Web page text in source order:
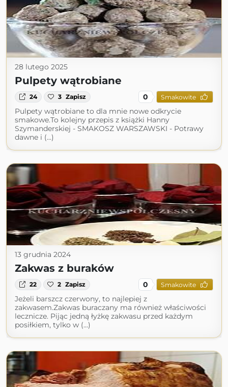
28 lutego 2025
Pulpety wątrobiane
24 3 Zapisz 0 Smakowite
Pulpety wątrobiane to dla mnie nowe odkrycie
smakowe.To kolejny przepis z książki Hanny
Szymanderskiej - SMAKOSZ WARSZAWSKI - Potrawy
dawne i (...)
13 grudnia 2024
Zakwas z buraków
22 2 Zapisz 0 Smakowite
Jeżeli barszcz czerwony, to najlepiej z
zakwasem.Zakwas buraczany ma również właściwości
lecznicze. Pijąc jedną łyżkę zakwasu przed każdym
posiłkiem, tylko w (...)